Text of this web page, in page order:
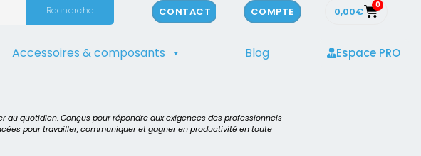
Recherche CONTACT COMPTE 0,00€ 0
Accessoires & composants Blog
Espace PRO
quotidien. Conçus pour répondre aux exigences des professionnels
pour travailler, communiquer et gagner en productivité en toute